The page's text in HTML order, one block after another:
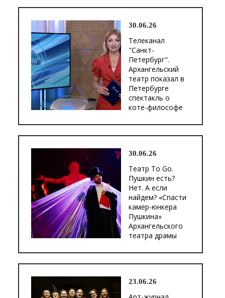
30.06.26
Телеканал
"Санкт-
Петербург".
Архангельский
театр показал в
Петербурге
спектакль о
коте-философе
30.06.26
Театр To Go.
Пушкин есть?
Нет. А если
найдем? «Спасти
камер-юнкера
Пушкина»
Архангельского
театра драмы
23.06.26